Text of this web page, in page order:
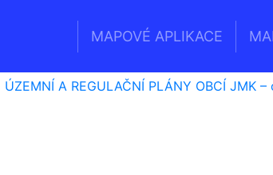
Geoportál
Jihomoravského
MAPOVÉ APLIKACE
ÚZEMNÍ A REGULAČNÍ PLÁNY OBCÍ JMK